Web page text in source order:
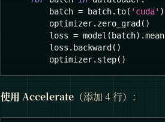
        batch
= batch.to( 'cuda' )
        optimizer
. zero_grad ( )
        loss
= model ( batch) .mean
        loss
. backward ( )
        optimizer
. step( )
使用 Accelerate （添加 4 行）：